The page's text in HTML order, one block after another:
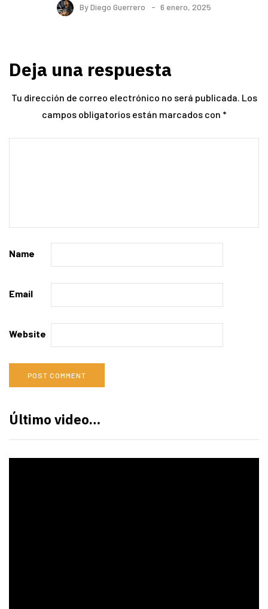
ByDiego Guerrero 6 enero, 2025
Deja una respuesta
Tu dirección de correo electrónico no será publicada. Los
campos obligatorios están marcados con *
Name
Email
Website
Último video…